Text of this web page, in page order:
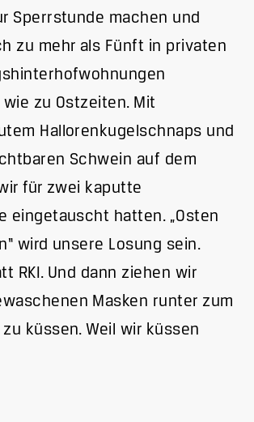
Sperrstunde machen und
zu mehr als Fünft in privaten
zu Ostzeiten. Mit
Hallorenkugelschnaps und
Schwein auf dem
für zwei kaputte
eingetauscht hatten. „Osten
wird unsere Losung sein.
RKI. Und dann ziehen wir
Masken runter zum
zu küssen. Weil wir küssen